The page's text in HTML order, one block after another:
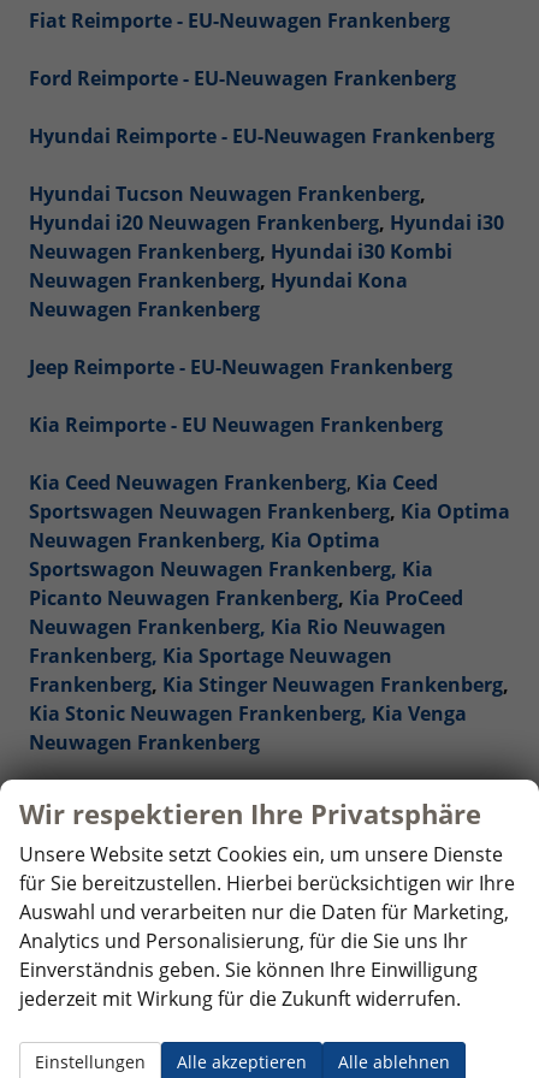
Fiat Reimporte - EU-Neuwagen Frankenberg
Ford Reimporte - EU-Neuwagen Frankenberg
Hyundai Reimporte - EU-Neuwagen Frankenberg
Hyundai Tucson Neuwagen Frankenberg,
Hyundai i20 Neuwagen Frankenberg, Hyundai i30
Neuwagen Frankenberg, Hyundai i30 Kombi
Neuwagen Frankenberg, Hyundai Kona
Neuwagen Frankenberg
Jeep Reimporte - EU-Neuwagen Frankenberg
Kia Reimporte - EU Neuwagen Frankenberg
Kia Ceed Neuwagen Frankenberg, Kia Ceed
Sportswagen Neuwagen Frankenberg, Kia Optima
Neuwagen Frankenberg, Kia Optima
Sportswagon Neuwagen Frankenberg, Kia
Picanto Neuwagen Frankenberg, Kia ProCeed
Neuwagen Frankenberg, Kia Rio Neuwagen
Frankenberg, Kia Sportage Neuwagen
Frankenberg, Kia Stinger Neuwagen Frankenberg,
Kia Stonic Neuwagen Frankenberg, Kia Venga
Neuwagen Frankenberg
Mercedes-Benz Reimporte - EU-Neuwagen
Frankenberg
Nissan Reimporte - EU Neuwagen Frankenberg
Opel Reimporte - EU Neuwagen Frankenberg
Peugeot Reimporte - EU Neuwagen Frankenberg
Renault Reimporte - EU Neuwagen Frankenberg
Wir respektieren Ihre Privatsphäre
Unsere Website setzt Cookies ein, um unsere Dienste
für Sie bereitzustellen. Hierbei berücksichtigen wir Ihre
Auswahl und verarbeiten nur die Daten für Marketing,
Analytics und Personalisierung, für die Sie uns Ihr
Einverständnis geben. Sie können Ihre Einwilligung
jederzeit mit Wirkung für die Zukunft widerrufen.
Alle akzeptieren Alle ablehnen
Einstellungen